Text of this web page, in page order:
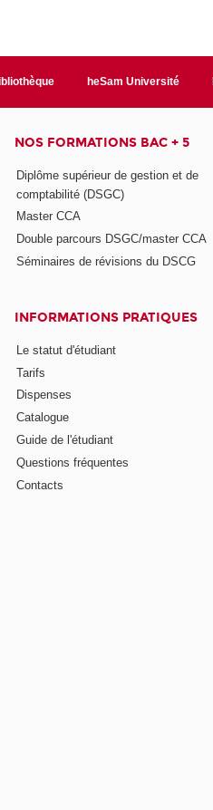
heSam Université
NOS FORMATIONS BAC + 5
Diplôme supérieur de gestion et de
comptabilité (DSGC)
Master CCA
Double parcours DSGC/master CCA
Séminaires de révisions du DSCG
INFORMATIONS PRATIQUES
Le statut d'étudiant
Tarifs
Dispenses
Catalogue
Guide de l'étudiant
Questions fréquentes
Contacts